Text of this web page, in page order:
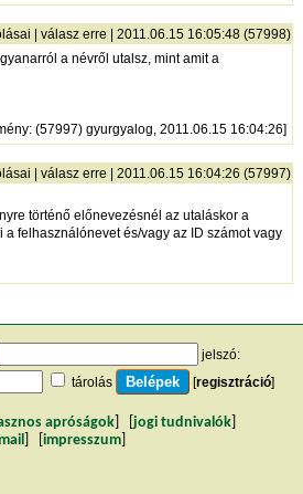
válasz erre | 2011.06.15 16:05:48 (57998)
a névről utalsz, mint amit a
: (57997) gyurgyalog, 2011.06.15 16:04:26]
válasz erre | 2011.06.15 16:04:26 (57997)
történő előnevezésnél az utaláskor a
felhasználónevet és/vagy az ID számot vagy
jelszó:
tárolás
[regisztráció]
apróságok jogi tudnivalók
impresszum]